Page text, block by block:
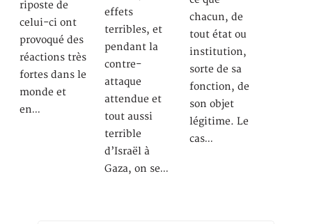
riposte de
celui-ci ont
provoqué des
réactions très
fortes dans le
monde et
en…
effets
terribles, et
pendant la
contre-
attaque
attendue et
tout aussi
terrible
d’Israël à
Gaza, on se…
chacun, de
tout état ou
institution,
sorte de sa
fonction, de
son objet
légitime. Le
cas…